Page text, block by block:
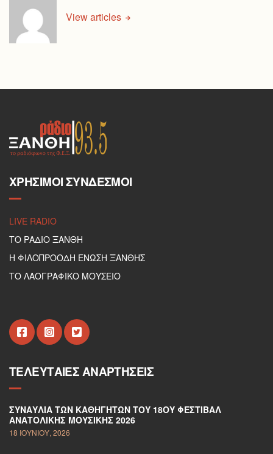
View articles
ΧΡΉΣΙΜΟΙ ΣΎΝΔΕΣΜΟΙ
LIVE RADIO
ΤΟ ΡΑΔΙΟ ΞΑΝΘΗ
Η ΦΙΛΟΠΡΟΟΔΗ ΕΝΩΣΗ ΞΑΝΘΗΣ
ΤΟ ΛΑΟΓΡΑΦΙΚΟ ΜΟΥΣΕΙΟ
ΤΕΛΕΥΤΑΊΕΣ ΑΝΑΡΤΉΣΕΙΣ
ΣΥΝΑΥΛΊΑ ΤΩΝ ΚΑΘΗΓΗΤΏΝ ΤΟΥ 18ΟΥ ΦΕΣΤΙΒΆΛ
ΑΝΑΤΟΛΙΚΉΣ ΜΟΥΣΙΚΉΣ 2026
18 ΙΟΥΝΊΟΥ, 2026